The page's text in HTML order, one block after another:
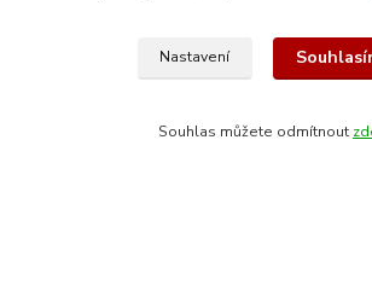
Nastavení
Souhlas můžete odmítnout